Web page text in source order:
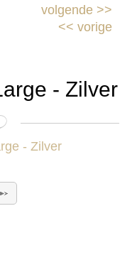
volgende>>
<< vorige
- Zilver